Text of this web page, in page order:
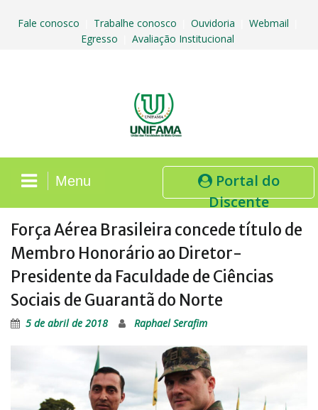
Fale conosco Trabalhe conosco Ouvidoria Webmail
Egresso Avaliação Institucional
Portal do
Discente
Menu
Força Aérea Brasileira concede título de
Membro Honorário ao Diretor-
Presidente da Faculdade de Ciências
Sociais de Guarantã do Norte
5 de abril de 2018 Raphael Serafim